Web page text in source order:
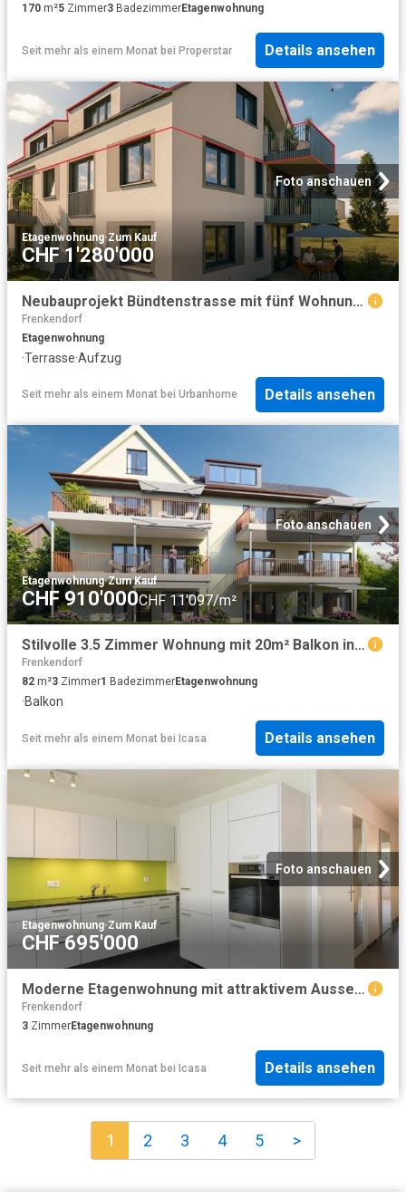
170 m²5 Zimmer3 BadezimmerEtagenwohnung
Seit mehr als einem Monat bei Properstar Details ansehen
Foto anschauen
Etagenwohnung·Zum Kauf
CHF 1'280'000
Neubauprojekt Bündtenstrasse mit fünf Wohnungen Wohnung 5
Frenkendorf
Etagenwohnung
·Terrasse·Aufzug
Seit mehr als einem Monat bei Urbanhome Details ansehen
Foto anschauen
Etagenwohnung·Zum Kauf
CHF 910'000CHF 11'097/m²
Stilvolle 3.5 Zimmer Wohnung mit 20m² Balkon in ruhiger Lage
Frenkendorf
82 m²3 Zimmer1 BadezimmerEtagenwohnung
·Balkon
Seit mehr als einem Monat bei Icasa Details ansehen
Foto anschauen
Etagenwohnung·Zum Kauf
CHF 695'000
Moderne Etagenwohnung mit attraktivem Aussenbereich
Frenkendorf
3 ZimmerEtagenwohnung
Seit mehr als einem Monat bei Icasa Details ansehen
1 2 3 4 5 >